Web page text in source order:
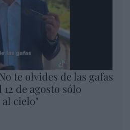
te olvides de las gafas
de agosto sólo
cielo"